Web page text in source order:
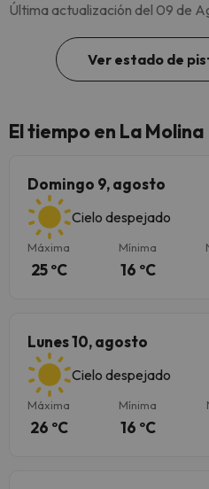
Última actualización del 09 de
Ver estado de
El tiempo en La Molina
Domingo 9, agosto
Cielo despejado
Máxima
25 ºC
Mínima
16 ºC
Lunes 10, agosto
Cielo despejado
Máxima
26 ºC
Mínima
16 ºC